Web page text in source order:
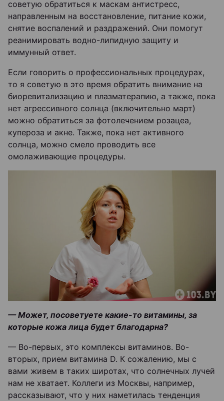
советую обратиться к маскам антистресс,
направленным на восстановление, питание кожи,
снятие воспалений и раздражений. Они помогут
реанимировать водно-липидную защиту и
иммунный ответ.
Если говорить о профессиональных процедурах,
то я советую в это время обратить внимание на
биоревитализацию и плазматерапию, а также, пока
нет агрессивного солнца (включительно март)
можно обратиться за фотолечением розацеа,
купероза и акне. Также, пока нет активного
солнца, можно смело проводить все
омолаживающие процедуры.
— Может, посоветуете какие-то витамины, за
которые кожа лица будет благодарна?
— Во-первых, это комплексы витаминов. Во-
вторых, прием витамина D. К сожалению, мы с
вами живем в таких широтах, что солнечных лучей
нам не хватает. Коллеги из Москвы, например,
рассказывают, что у них наметилась тенденция